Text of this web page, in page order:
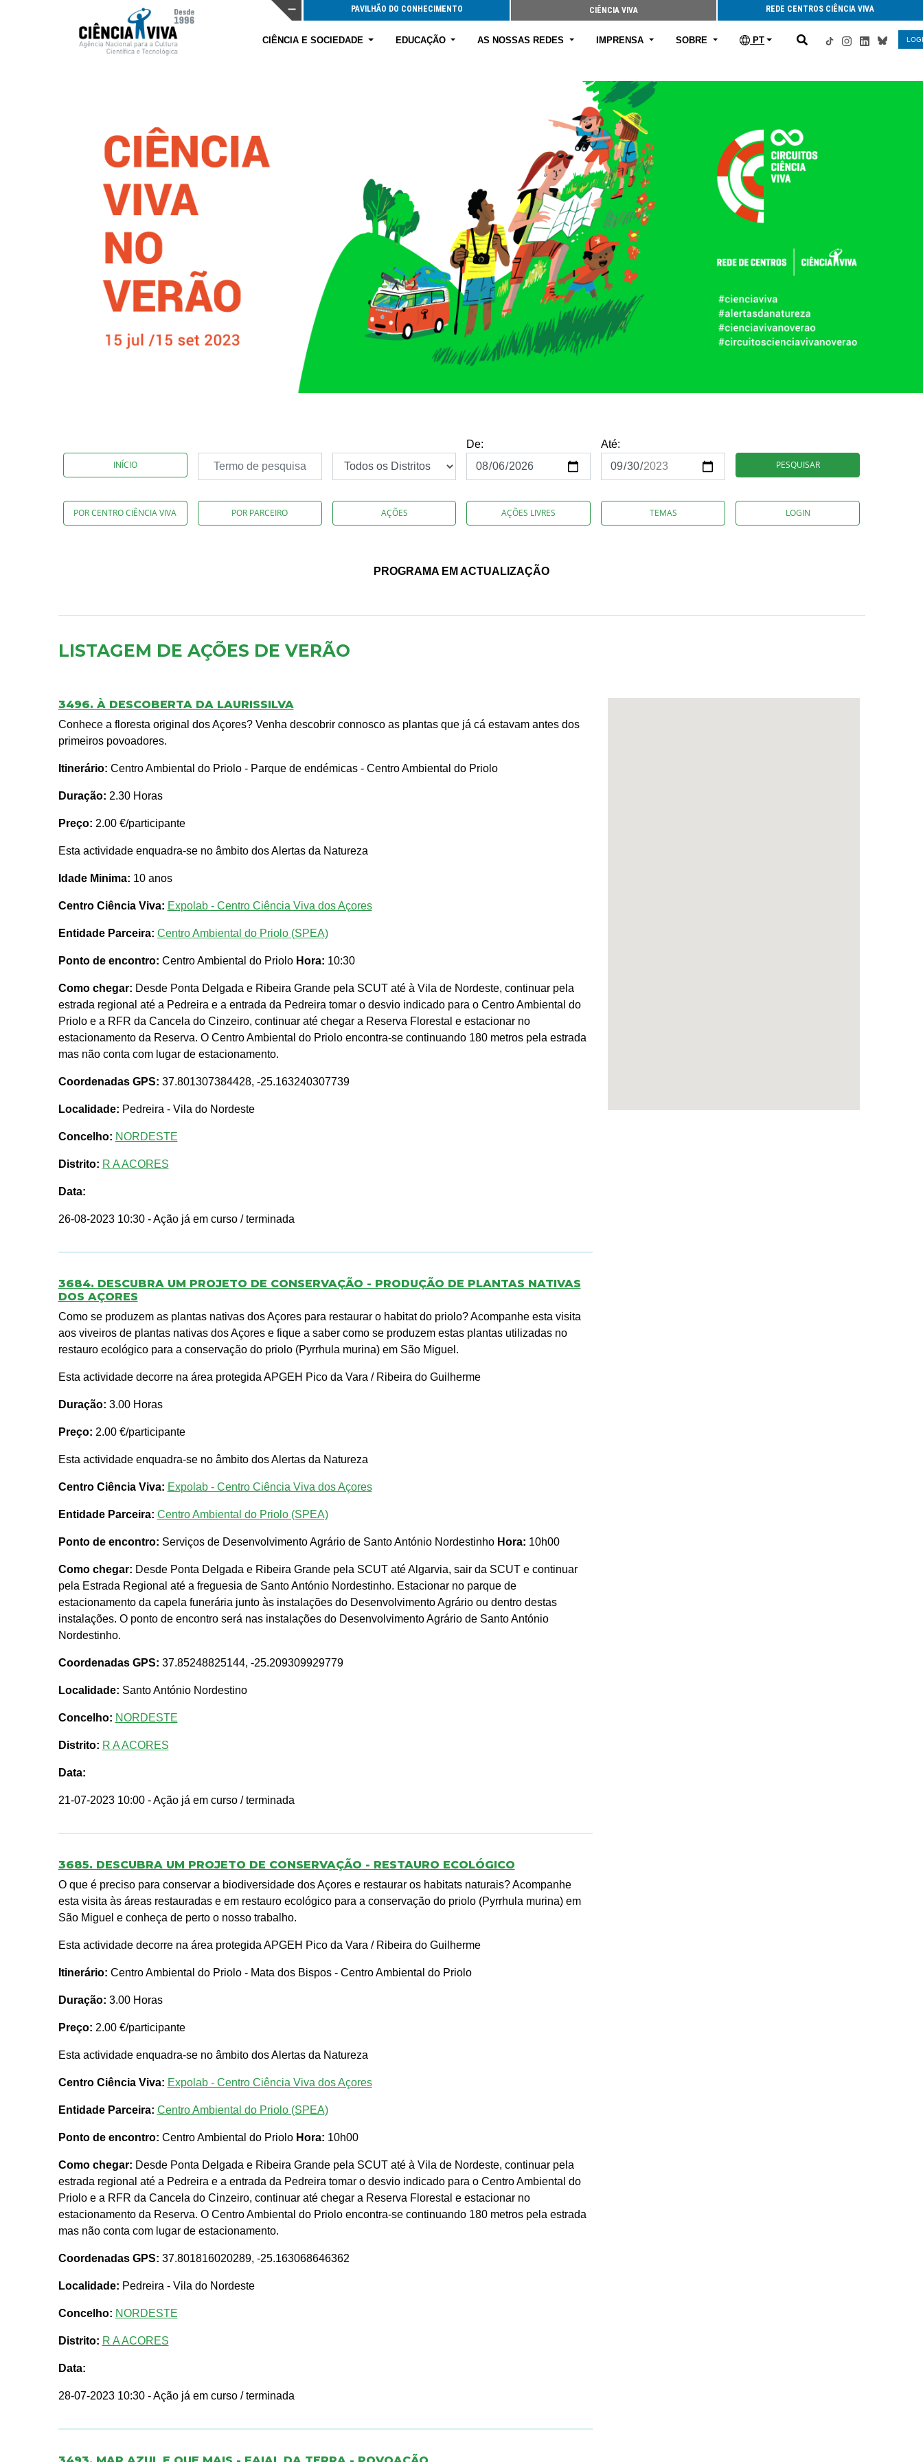
PAVILHÃO DO CONHECIMENTO CIÊNCIA VIVA REDE CENTROS CIÊNCIA VIVA
CIÊNCIA E SOCIEDADE EDUCAÇÃO AS NOSSAS REDES IMPRENSA SOBRE PT
INÍCIO
De:
Até:
PESQUISAR
POR CENTRO CIÊNCIA VIVA POR PARCEIRO AÇÕES AÇÕES LIVRES TEMAS LOGIN
PROGRAMA EM ACTUALIZAÇÃO
LISTAGEM DE AÇÕES DE VERÃO
3496. À DESCOBERTA DA LAURISSILVA
Conhece a floresta original dos Açores? Venha descobrir connosco as plantas que já cá estavam antes dos
primeiros povoadores.
Itinerário: Centro Ambiental do Priolo - Parque de endémicas - Centro Ambiental do Priolo
Duração: 2.30 Horas
Preço: 2.00 €/participante
Esta actividade enquadra-se no âmbito dos Alertas da Natureza
Idade Minima: 10 anos
Centro Ciência Viva: Expolab - Centro Ciência Viva dos Açores
Entidade Parceira: Centro Ambiental do Priolo (SPEA)
Ponto de encontro: Centro Ambiental do Priolo Hora: 10:30
Como chegar: Desde Ponta Delgada e Ribeira Grande pela SCUT até à Vila de Nordeste, continuar pela
estrada regional até a Pedreira e a entrada da Pedreira tomar o desvio indicado para o Centro Ambiental do
Priolo e a RFR da Cancela do Cinzeiro, continuar até chegar a Reserva Florestal e estacionar no
estacionamento da Reserva. O Centro Ambiental do Priolo encontra-se continuando 180 metros pela estrada
mas não conta com lugar de estacionamento.
Coordenadas GPS: 37.801307384428, -25.163240307739
Localidade: Pedreira - Vila do Nordeste
Concelho: NORDESTE
Distrito: R A ACORES
Data:
26-08-2023 10:30 - Ação já em curso / terminada
3684. DESCUBRA UM PROJETO DE CONSERVAÇÃO - PRODUÇÃO DE PLANTAS NATIVAS
DOS AÇORES
Como se produzem as plantas nativas dos Açores para restaurar o habitat do priolo? Acompanhe esta visita
aos viveiros de plantas nativas dos Açores e fique a saber como se produzem estas plantas utilizadas no
restauro ecológico para a conservação do priolo (Pyrrhula murina) em São Miguel.
Esta actividade decorre na área protegida APGEH Pico da Vara / Ribeira do Guilherme
Duração: 3.00 Horas
Preço: 2.00 €/participante
Esta actividade enquadra-se no âmbito dos Alertas da Natureza
Centro Ciência Viva: Expolab - Centro Ciência Viva dos Açores
Entidade Parceira: Centro Ambiental do Priolo (SPEA)
Ponto de encontro: Serviços de Desenvolvimento Agrário de Santo António Nordestinho Hora: 10h00
Como chegar: Desde Ponta Delgada e Ribeira Grande pela SCUT até Algarvia, sair da SCUT e continuar
pela Estrada Regional até a freguesia de Santo António Nordestinho. Estacionar no parque de
estacionamento da capela funerária junto às instalações do Desenvolvimento Agrário ou dentro destas
instalações. O ponto de encontro será nas instalações do Desenvolvimento Agrário de Santo António
Nordestinho.
Coordenadas GPS: 37.85248825144, -25.209309929779
Localidade: Santo António Nordestino
Concelho: NORDESTE
Distrito: R A ACORES
Data:
21-07-2023 10:00 - Ação já em curso / terminada
3685. DESCUBRA UM PROJETO DE CONSERVAÇÃO - RESTAURO ECOLÓGICO
O que é preciso para conservar a biodiversidade dos Açores e restaurar os habitats naturais? Acompanhe
esta visita às áreas restauradas e em restauro ecológico para a conservação do priolo (Pyrrhula murina) em
São Miguel e conheça de perto o nosso trabalho.
Esta actividade decorre na área protegida APGEH Pico da Vara / Ribeira do Guilherme
Itinerário: Centro Ambiental do Priolo - Mata dos Bispos - Centro Ambiental do Priolo
Duração: 3.00 Horas
Preço: 2.00 €/participante
Esta actividade enquadra-se no âmbito dos Alertas da Natureza
Centro Ciência Viva: Expolab - Centro Ciência Viva dos Açores
Entidade Parceira: Centro Ambiental do Priolo (SPEA)
Ponto de encontro: Centro Ambiental do Priolo Hora: 10h00
Como chegar: Desde Ponta Delgada e Ribeira Grande pela SCUT até à Vila de Nordeste, continuar pela
estrada regional até a Pedreira e a entrada da Pedreira tomar o desvio indicado para o Centro Ambiental do
Priolo e a RFR da Cancela do Cinzeiro, continuar até chegar a Reserva Florestal e estacionar no
estacionamento da Reserva. O Centro Ambiental do Priolo encontra-se continuando 180 metros pela estrada
mas não conta com lugar de estacionamento.
Coordenadas GPS: 37.801816020289, -25.163068646362
Localidade: Pedreira - Vila do Nordeste
Concelho: NORDESTE
Distrito: R A ACORES
Data:
28-07-2023 10:30 - Ação já em curso / terminada